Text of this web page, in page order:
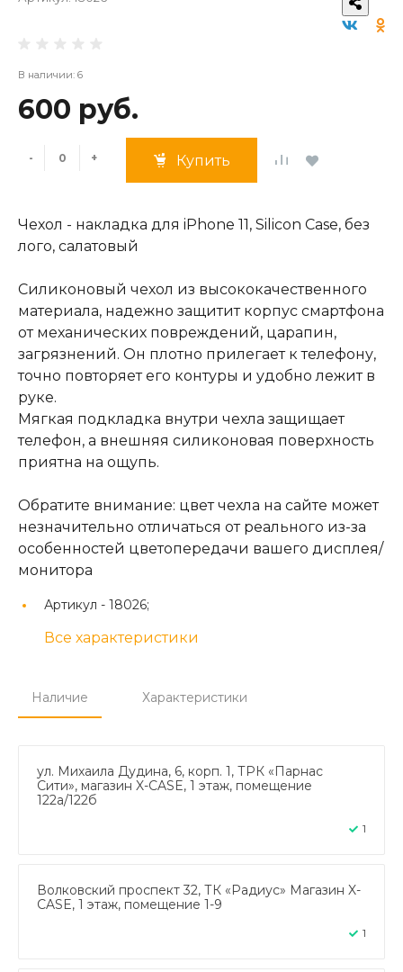
В наличии: 6
600 руб.
- + Купить
Чехол - накладка для iPhone 11, Silicon Case, без
лого, салатовый
Силиконовый чехол из высококачественного
материала, надежно защитит корпус смартфона
от механических повреждений, царапин,
загрязнений. Он плотно прилегает к телефону,
точно повторяет его контуры и удобно лежит в
руке.
Мягкая подкладка внутри чехла защищает
телефон, а внешняя силиконовая поверхность
приятна на ощупь.
Обратите внимание: цвет чехла на сайте может
незначительно отличаться от реального из-за
особенностей цветопередачи вашего дисплея/
монитора
Артикул - 18026;
Все характеристики
Наличие Характеристики
ул. Михаила Дудина, 6, корп. 1, ТРК «Парнас
Сити», магазин X-CASE, 1 этаж, помещение
122а/122б
1
Волковский проспект 32, ТК «Радиус» Магазин X-
CASE, 1 этаж, помещение 1-9
1